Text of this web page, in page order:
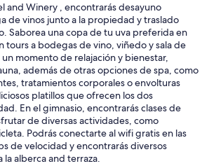
and Winery , encontrarás desayuno
de vinos junto a la propiedad y traslado
Saborea una copa de tu uva preferida en
tours a bodegas de vino, viñedo y sala de
momento de relajación y bienestar,
además de otras opciones de spa, como
tratamientos corporales o envolturas
platillos que ofrecen los dos
En el gimnasio, encontrarás clases de
de diversas actividades, como
Podrás conectarte al wifi gratis en las
de velocidad y encontrarás diversos
la alberca and terraza.